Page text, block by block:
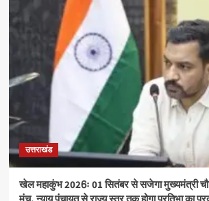
उत्तराखंड
खेल महाकुंभ 2026ः 01 सितंबर से सजेगा मुख्यमंत्री